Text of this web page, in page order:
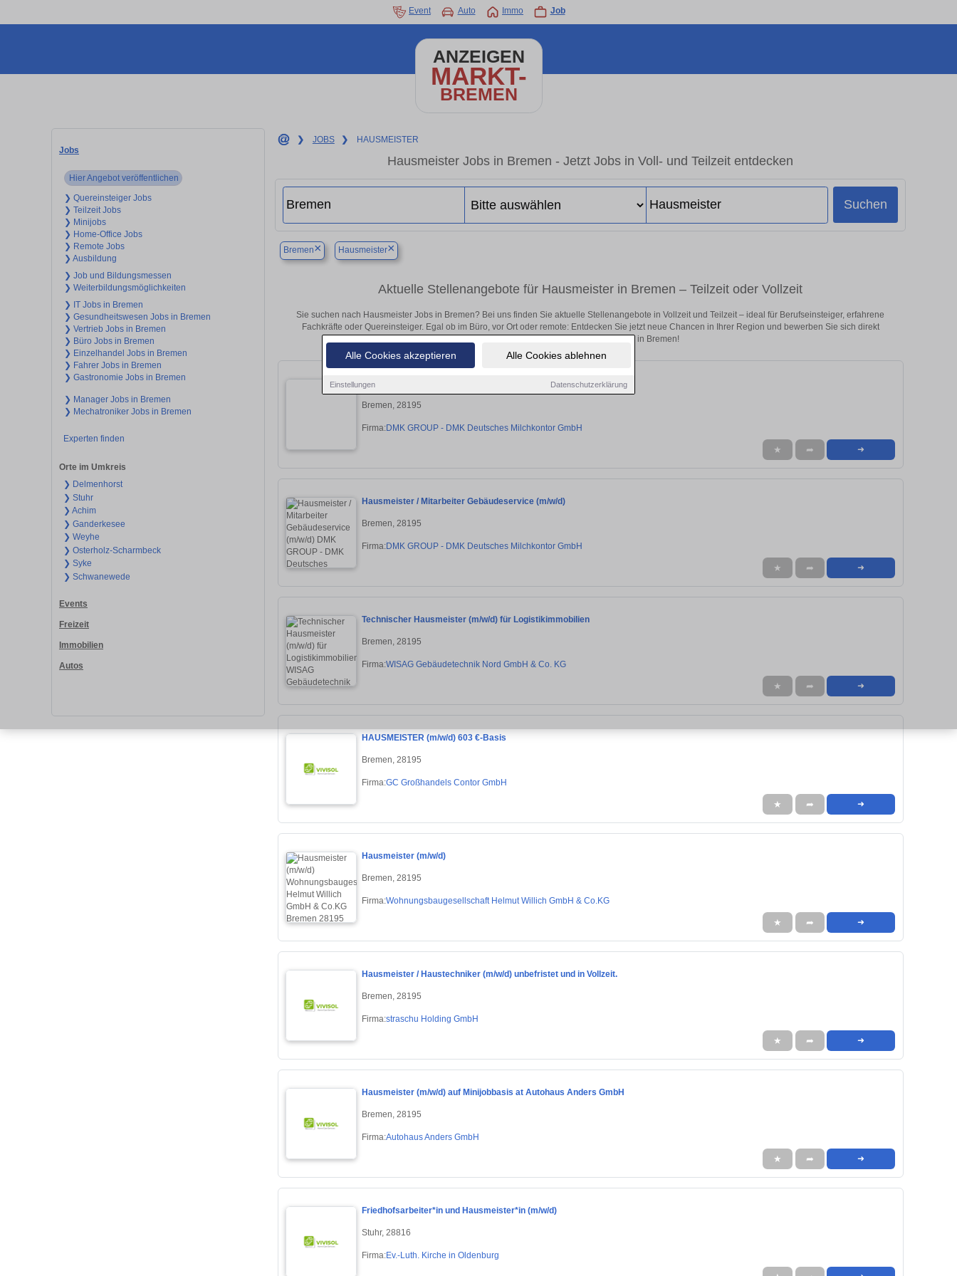
Alle Cookies akzeptieren Alle Cookies ablehnen
Einstellungen Datenschutzerklärung
Event Auto Immo Job
ANZEIGEN
MARKT-
BREMEN
Jobs
Hier Angebot veröffentlichen
❯ Quereinsteiger Jobs
❯ Teilzeit Jobs
❯ Minijobs
❯ Home-Office Jobs
❯ Remote Jobs
❯ Ausbildung
❯ Job und Bildungsmessen
❯ Weiterbildungsmöglichkeiten
❯ IT Jobs in Bremen
❯ Gesundheitswesen Jobs in Bremen
❯ Vertrieb Jobs in Bremen
❯ Büro Jobs in Bremen
❯ Einzelhandel Jobs in Bremen
❯ Fahrer Jobs in Bremen
❯ Gastronomie Jobs in Bremen
❯ Manager Jobs in Bremen
❯ Mechatroniker Jobs in Bremen
Experten finden
Orte im Umkreis
❯ Delmenhorst
❯ Stuhr
❯ Achim
❯ Ganderkesee
❯ Weyhe
❯ Osterholz-Scharmbeck
❯ Syke
❯ Schwanewede
Events
Freizeit
Immobilien
Autos
❯ JOBS ❯ HAUSMEISTER
Hausmeister Jobs in Bremen - Jetzt Jobs in Voll- und Teilzeit entdecken
Suchen
Bremen× Hausmeister×
Aktuelle Stellenangebote für Hausmeister in Bremen – Teilzeit oder Vollzeit
Sie suchen nach Hausmeister Jobs in Bremen? Bei uns finden Sie aktuelle Stellenangebote in Vollzeit und Teilzeit – ideal für Berufseinsteiger, erfahrene
Fachkräfte oder Quereinsteiger. Egal ob im Büro, vor Ort oder remote: Entdecken Sie jetzt neue Chancen in Ihrer Region und bewerben Sie sich direkt
auf passende Hausmeister-Stellen in Bremen!
Hausmeister / Mitarbeiter Gebäudeservice (m/w/d)
Bremen, 28195
Firma:DMK GROUP - DMK Deutsches Milchkontor GmbH
★ ➦ ➜
Hausmeister / Mitarbeiter Gebäudeservice (m/w/d)
Bremen, 28195
Firma:DMK GROUP - DMK Deutsches Milchkontor GmbH
★ ➦ ➜
Technischer Hausmeister (m/w/d) für Logistikimmobilien
Bremen, 28195
Firma:WISAG Gebäudetechnik Nord GmbH & Co. KG
★ ➦ ➜
HAUSMEISTER (m/w/d) 603 €-Basis
Bremen, 28195
Firma:GC Großhandels Contor GmbH
★ ➦ ➜
Hausmeister (m/w/d)
Bremen, 28195
Firma:Wohnungsbaugesellschaft Helmut Willich GmbH & Co.KG
★ ➦ ➜
Hausmeister / Haustechniker (m/w/d) unbefristet und in Vollzeit.
Bremen, 28195
Firma:straschu Holding GmbH
★ ➦ ➜
Hausmeister (m/w/d) auf Minijobbasis at Autohaus Anders GmbH
Bremen, 28195
Firma:Autohaus Anders GmbH
★ ➦ ➜
Friedhofsarbeiter*in und Hausmeister*in (m/w/d)
Stuhr, 28816
Firma:Ev.-Luth. Kirche in Oldenburg